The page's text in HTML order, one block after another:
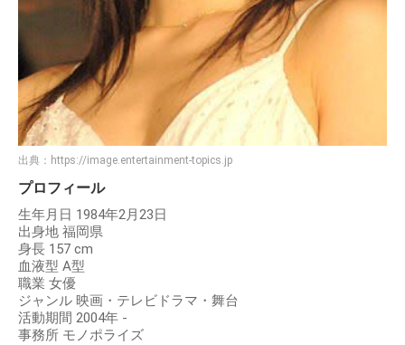
出典： https://image.entertainment-topics.jp
プロフィール
生年月日 1984年2月23日
出身地 福岡県
身長 157 cm
血液型 A型
職業 女優
ジャンル 映画・テレビドラマ・舞台
活動期間 2004年 -
事務所 モノポライズ